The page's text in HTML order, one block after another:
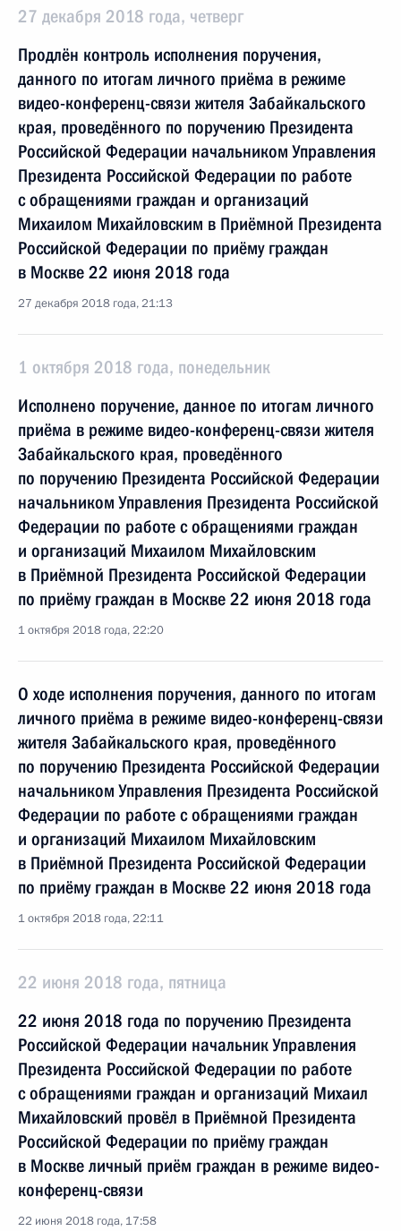
27 декабря 2018 года, четверг
Продлён контроль исполнения поручения,
данного по итогам личного приёма в режиме
видео-конференц-связи жителя Забайкальского
края, проведённого по поручению Президента
Российской Федерации начальником Управления
Президента Российской Федерации по работе
с обращениями граждан и организаций
Михаилом Михайловским в Приёмной Президента
Российской Федерации по приёму граждан
в Москве 22 июня 2018 года
27 декабря 2018 года, 21:13
1 октября 2018 года, понедельник
Исполнено поручение, данное по итогам личного
приёма в режиме видео-конференц-связи жителя
Забайкальского края, проведённого
по поручению Президента Российской Федерации
начальником Управления Президента Российской
Федерации по работе с обращениями граждан
и организаций Михаилом Михайловским
в Приёмной Президента Российской Федерации
по приёму граждан в Москве 22 июня 2018 года
1 октября 2018 года, 22:20
О ходе исполнения поручения, данного по итогам
личного приёма в режиме видео-конференц-связи
жителя Забайкальского края, проведённого
по поручению Президента Российской Федерации
начальником Управления Президента Российской
Федерации по работе с обращениями граждан
и организаций Михаилом Михайловским
в Приёмной Президента Российской Федерации
по приёму граждан в Москве 22 июня 2018 года
1 октября 2018 года, 22:11
22 июня 2018 года, пятница
22 июня 2018 года по поручению Президента
Российской Федерации начальник Управления
Президента Российской Федерации по работе
с обращениями граждан и организаций Михаил
Михайловский провёл в Приёмной Президента
Российской Федерации по приёму граждан
в Москве личный приём граждан в режиме видео-
конференц-связи
22 июня 2018 года, 17:58